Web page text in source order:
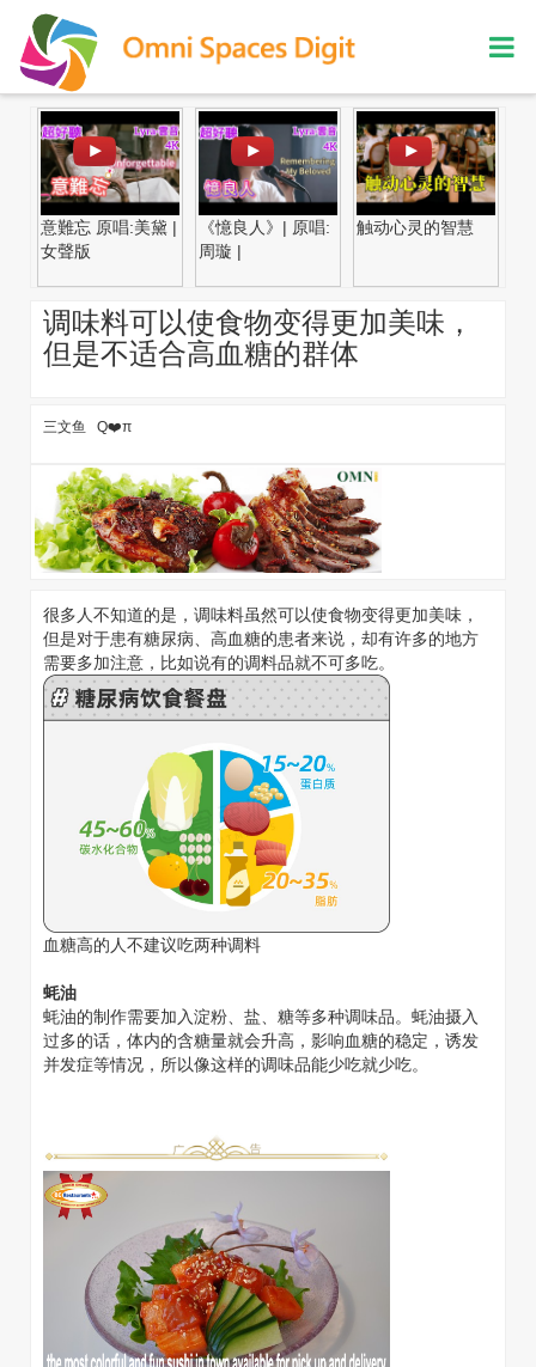
意難忘 原唱:美黛 |
女聲版
《憶良人》| 原唱:
周璇 |
触动心灵的智慧
调味料可以使食物变得更加美味，
但是不适合高血糖的群体
三文鱼 Q❤️π
很多人不知道的是，调味料虽然可以使食物变得更加美味，
但是对于患有糖尿病、高血糖的患者来说，却有许多的地方
需要多加注意，比如说有的调料品就不可多吃。
血糖高的人不建议吃两种调料
蚝油
蚝油的制作需要加入淀粉、盐、糖等多种调味品。蚝油摄入
过多的话，体内的含糖量就会升高，影响血糖的稳定，诱发
并发症等情况，所以像这样的调味品能少吃就少吃。